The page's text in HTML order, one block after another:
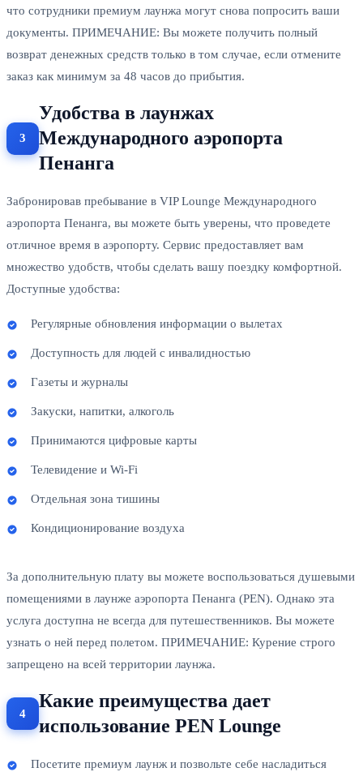
что сотрудники премиум лаунжа могут снова попросить ваши
документы. ПРИМЕЧАНИЕ: Вы можете получить полный
возврат денежных средств только в том случае, если отмените
заказ как минимум за 48 часов до прибытия.
Удобства в лаунжах
Международного аэропорта
Пенанга
Забронировав пребывание в VIP Lounge Международного
аэропорта Пенанга, вы можете быть уверены, что проведете
отличное время в аэропорту. Сервис предоставляет вам
множество удобств, чтобы сделать вашу поездку комфортной.
Доступные удобства:
Регулярные обновления информации о вылетах
Доступность для людей с инвалидностью
Газеты и журналы
Закуски, напитки, алкоголь
Принимаются цифровые карты
Телевидение и Wi-Fi
Отдельная зона тишины
Кондиционирование воздуха
За дополнительную плату вы можете воспользоваться душевыми
помещениями в лаунже аэропорта Пенанга (PEN). Однако эта
услуга доступна не всегда для путешественников. Вы можете
узнать о ней перед полетом. ПРИМЕЧАНИЕ: Курение строго
запрещено на всей территории лаунжа.
Какие преимущества дает
использование PEN Lounge
Посетите премиум лаунж и позвольте себе насладиться